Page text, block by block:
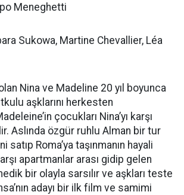
Meneghetti
Sukowa, Martine Chevallier, Léa
Nina ve Madeline 20 yıl boyunca
aşklarını herkesten
çocukları Nina’yı karşı
Aslında özgür ruhlu Alman bir tur
satıp Roma’ya taşınmanın hayali
apartmanlar arası gidip gelen
bir olayla sarsılır ve aşkları teste
adayı bir ilk film ve samimi